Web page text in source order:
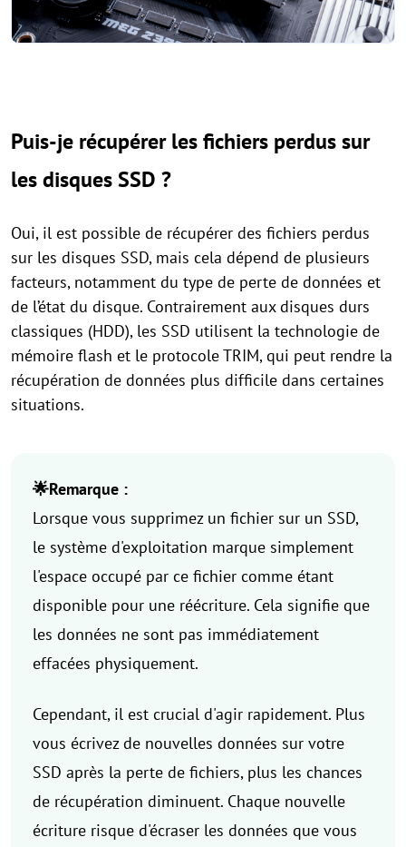
Puis-je récupérer les fichiers perdus sur
les disques SSD ?
Oui, il est possible de récupérer des fichiers perdus
sur les disques SSD, mais cela dépend de plusieurs
facteurs, notamment du type de perte de données et
de l’état du disque. Contrairement aux disques durs
classiques (HDD), les SSD utilisent la technologie de
mémoire flash et le protocole TRIM, qui peut rendre la
récupération de données plus difficile dans certaines
situations.
🌟Remarque :
Lorsque vous supprimez un fichier sur un SSD,
le système d'exploitation marque simplement
l'espace occupé par ce fichier comme étant
disponible pour une réécriture. Cela signifie que
les données ne sont pas immédiatement
effacées physiquement.
Cependant, il est crucial d'agir rapidement. Plus
vous écrivez de nouvelles données sur votre
SSD après la perte de fichiers, plus les chances
de récupération diminuent. Chaque nouvelle
écriture risque d'écraser les données que vous